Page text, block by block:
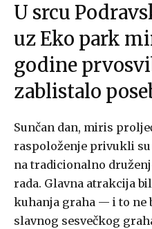
U srcu
uz Eko park
godine
zablistalo
Sunčan dan, miris
raspoloženje privukli su
na tradicionalno
rada. Glavna atrakcija
kuhanja graha — i to ne
slavnog sesvečkog